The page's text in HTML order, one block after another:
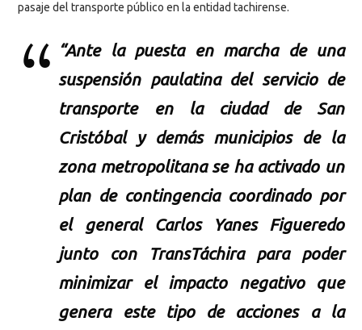
pasaje del transporte público en la entidad tachirense.
“Ante la puesta en marcha de una
suspensión paulatina del servicio de
transporte en la ciudad de San
Cristóbal y demás municipios de la
zona metropolitana se ha activado un
plan de contingencia coordinado por
el general Carlos Yanes Figueredo
junto con TransTáchira para poder
minimizar el impacto negativo que
genera este tipo de acciones a la